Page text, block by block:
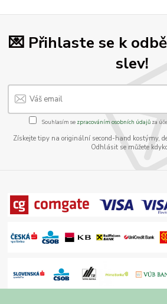
💌 Přihlaste se k
slev!
Souhlasím se zpracováním osobních údajůza
Získejte tipy na originální second-hand kostýmy,
Odhlásit se můžete